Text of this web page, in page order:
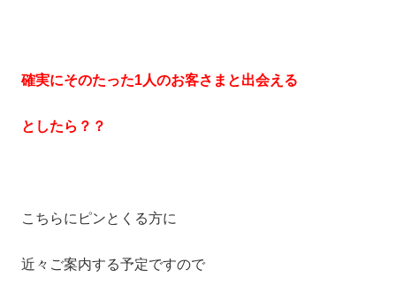
確実にそのたった1人のお客さまと出会える
としたら？？
こちらにピンとくる方に
近々ご案内する予定ですので